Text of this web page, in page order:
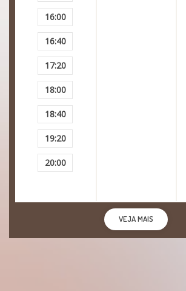
Compulsão por compras
Transtorno de oposição desafiante
Agressividade
16:00
16:40
17:20
18:00
18:40
19:20
20:00
VEJA MAIS